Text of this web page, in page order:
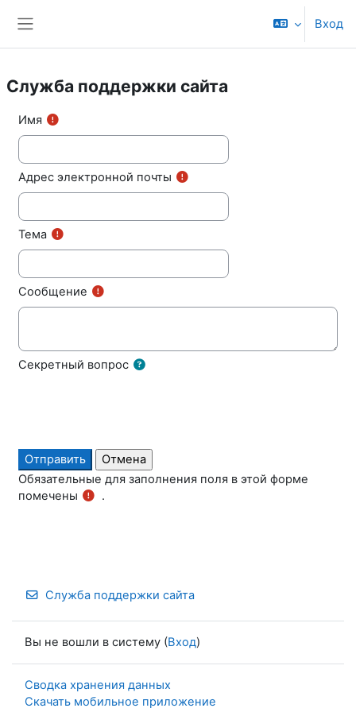
Вход
Служба поддержки сайта
Имя
Адрес электронной почты
Тема
Сообщение
Секретный вопрос
Обязательные для заполнения поля в этой форме
помечены
.
Служба поддержки сайта
Вы не вошли в систему (Вход)
Сводка хранения данных
Скачать мобильное приложение